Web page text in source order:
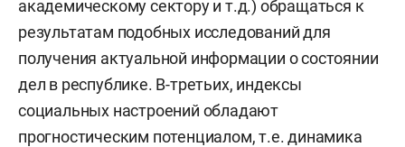
академическому сектору и т.д.) обращаться к
результатам подобных исследований для
получения актуальной информации о состоянии
дел в республике. В-третьих, индексы
социальных настроений обладают
прогностическим потенциалом, т.е. динамика